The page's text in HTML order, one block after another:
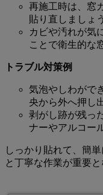
再施工時は、窓
貼り直しましょ
カビや汚れが気
ことで衛生的な
トラブル対策例
気泡やしわがで
央から外へ押し
剥がし跡が残っ
ナーやアルコー
しっかり貼れて、簡
と丁寧な作業が重要と